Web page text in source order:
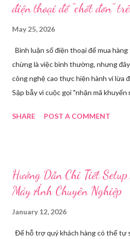
điện thoại để "chốt đơn"
May 25, 2026
Bình luận số điện thoại để mua
chừng là việc bình thường, nhưng
công nghệ cao thực hiện hành vi lừa
Sập bẫy vì cuộc gọi "nhận mã khuyến
Công an tỉnh Bắc Ninh đã tiếp nhận
cá nhân tại phần bình luận, để đặt
sau, chị nhận được cuộc gọi từ một
mới nhất Để "xác nhận phần quà",
SHARE POST A COMMENT
Hướng Dẫn Chi Tiết
Máy Ảnh Chuyên Nghiệp
January 12, 2026
Để hỗ trợ quý khách hàng có thể tự